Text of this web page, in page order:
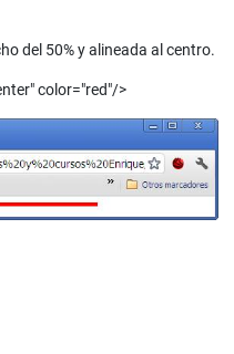
del 50% y alineada al centro.
color="red"/>